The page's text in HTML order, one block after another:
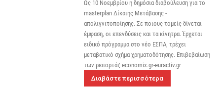
Ως 10 Νοεμβρίου η δημόσια διαβούλευση για το
masterplan Δίκαιης Μετάβασης -
απολιγνιτοποίησης. Σε ποιους τομείς δίνεται
έμφαση, οι επενδύσεις και τα κίνητρα. Έρχεται
ειδικό πρόγραμμα στο νέο ΕΣΠΑ, τρέχει
μεταβατικό σχήμα χρηματοδότησης. Επιβεβαίωση
των ρεπορτάζ economix.gr-euractiv.gr
Διαβάστε περισσότερα